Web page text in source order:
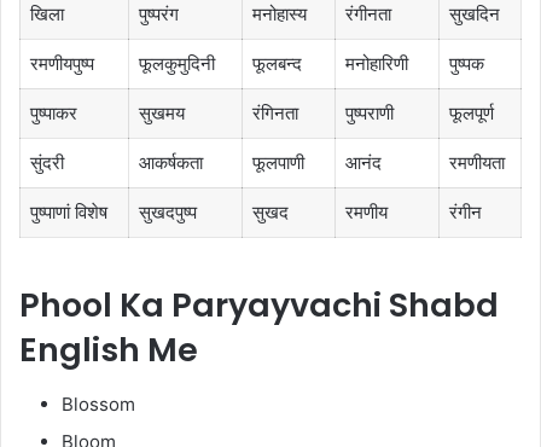
खिला पुष्परंग मनोहास्य रंगीनता सुखदिन
रमणीयपुष्प फूलकुमुदिनी फूलबन्द मनोहारिणी पुष्पक
पुष्पाकर सुखमय रंगिनता पुष्पराणी फूलपूर्ण
सुंदरी आकर्षकता फूलपाणी आनंद रमणीयता
पुष्पाणां विशेष सुखदपुष्प सुखद रमणीय रंगीन
Phool Ka Paryayvachi Shabd
English Me
Blossom
Bloom